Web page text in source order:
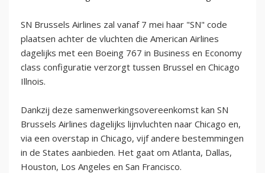
SN Brussels Airlines zal vanaf 7 mei haar "SN" code
plaatsen achter de vluchten die American Airlines
dagelijks met een Boeing 767 in Business en Economy
class configuratie verzorgt tussen Brussel en Chicago
Illnois.
Dankzij deze samenwerkingsovereenkomst kan SN
Brussels Airlines dagelijks lijnvluchten naar Chicago en,
via een overstap in Chicago, vijf andere bestemmingen
in de States aanbieden. Het gaat om Atlanta, Dallas,
Houston, Los Angeles en San Francisco.